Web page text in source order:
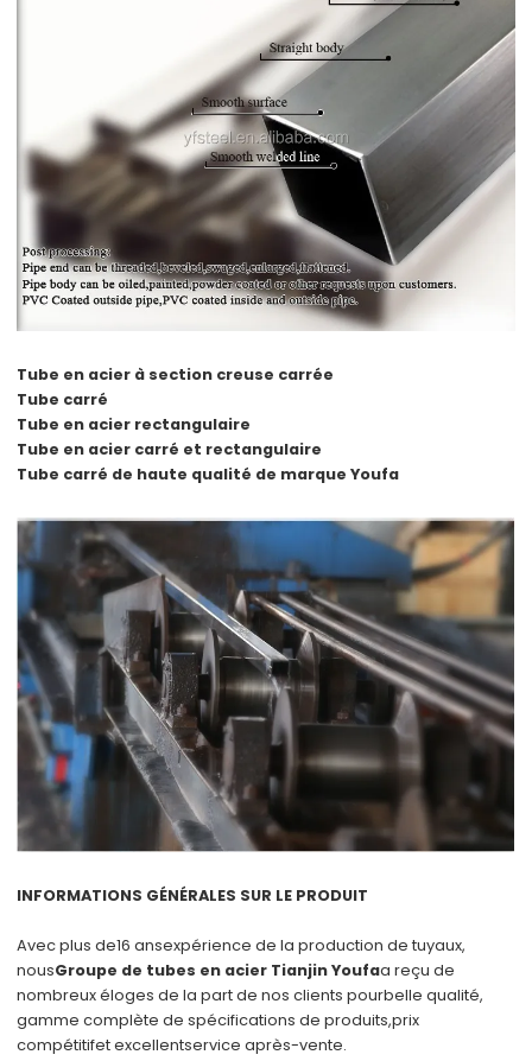
Tube en acier à section creuse carrée
Tube carré
Tube en acier rectangulaire
Tube en acier carré et rectangulaire
Tube carré de haute qualité de marque Youfa
INFORMATIONS GÉNÉRALES SUR LE PRODUIT
Avec plus de16 ansexpérience de la production de tuyaux,
nousGroupe de tubes en acier Tianjin Youfaa reçu de
nombreux éloges de la part de nos clients pourbelle qualité,
gamme complète de spécifications de produits,prix
compétitifet excellentservice après-vente.